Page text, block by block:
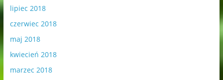
lipiec 2018
czerwiec 2018
maj 2018
kwiecień 2018
marzec 2018